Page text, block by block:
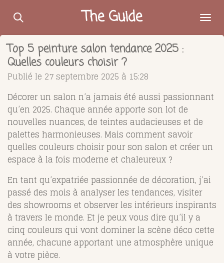
Passer
contenu
principal
The Guide
Top 5 peinture salon tendance 2025 :
Quelles couleurs choisir ?
Publié le 27 septembre 2025 à 15:28
Décorer un salon n’a jamais été aussi passionnant
qu’en 2025. Chaque année apporte son lot de
nouvelles nuances, de teintes audacieuses et de
palettes harmonieuses. Mais comment savoir
quelles couleurs choisir pour son salon et créer un
espace à la fois moderne et chaleureux ?
En tant qu’expatriée passionnée de décoration, j’ai
passé des mois à analyser les tendances, visiter
des showrooms et observer les intérieurs inspirants
à travers le monde. Et je peux vous dire qu’il y a
cinq couleurs qui vont dominer la scène déco cette
année, chacune apportant une atmosphère unique
à votre pièce.